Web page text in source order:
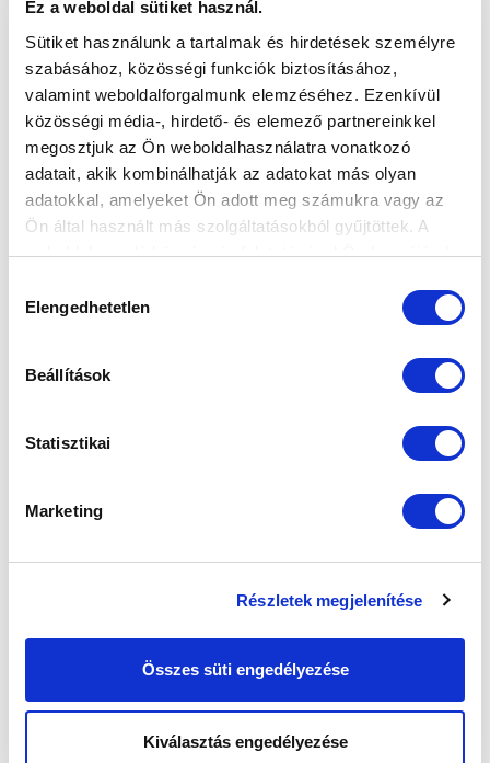
Ez a weboldal sütiket használ.
Sütiket használunk a tartalmak és hirdetések személyre
szabásához, közösségi funkciók biztosításához,
valamint weboldalforgalmunk elemzéséhez. Ezenkívül
közösségi média-, hirdető- és elemező partnereinkkel
megosztjuk az Ön weboldalhasználatra vonatkozó
adatait, akik kombinálhatják az adatokat más olyan
adatokkal, amelyeket Ön adott meg számukra vagy az
Ön által használt más szolgáltatásokból gyűjtöttek. A
weboldalon való böngészés folytatásával Ön hozzájárul a
kiválasztása
Elengedhetetlen
Beállítások
Statisztikai
Marketing
Részletek megjelenítése
Összes süti engedélyezése
Kiválasztás engedélyezése
ÖT KOROSZTÁLYUNK HAT MÉRKŐZÉSEN
LÉPETT PÁLYÁRA A HÉTEN (GALÉRIA)
2025-10-19 00:09:05
Eseménydús héten vannak túl akadémiai
korosztályaink.
(KÉPGALÉRIA)
Négy mérkőzést játszottak akadémiai korosztályú
csapataink a bajnoki nyitányon.